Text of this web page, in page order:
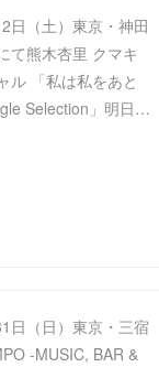
日（土）東京・神田
て熊木杏里 クマキ
ル 「私は私をあと
Selection」明日…
日（日）東京・三宿
-MUSIC, BAR &